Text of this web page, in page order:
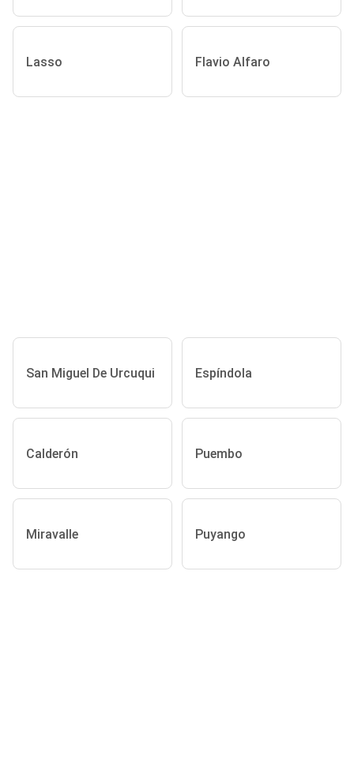
Lasso Flavio Alfaro
San Miguel De Urcuqui Espíndola
Calderón Puembo
Miravalle Puyango